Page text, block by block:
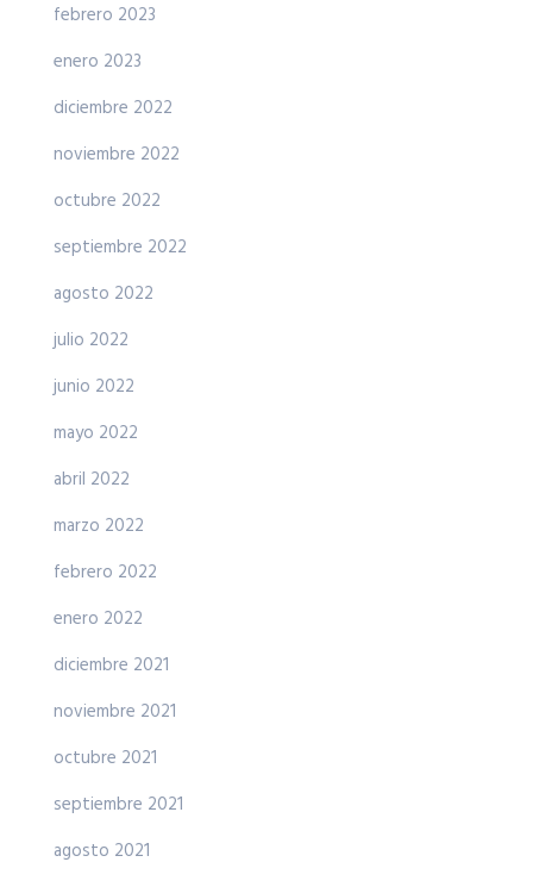
febrero 2023
enero 2023
diciembre 2022
noviembre 2022
octubre 2022
septiembre 2022
agosto 2022
julio 2022
junio 2022
mayo 2022
abril 2022
marzo 2022
febrero 2022
enero 2022
diciembre 2021
noviembre 2021
octubre 2021
septiembre 2021
agosto 2021